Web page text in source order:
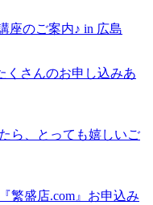
座のご案内♪ in 広島
くさんのお申し込みあ
ら、とっても嬉しいご
繁盛店.com』お申込み